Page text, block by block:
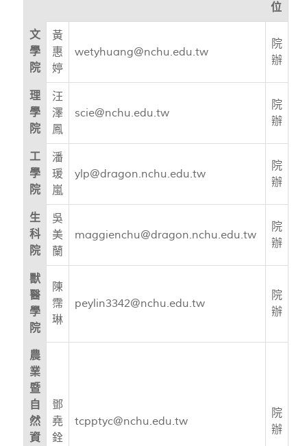
位
文
學
院
黃
惠
婷
wetyhuang@nchu.edu.tw
院
辦
理
學
院
汪
澤
鳳
scie@nchu.edu.tw
院
辦
工
學
院
潘
瑗
嵐
ylp@dragon.nchu.edu.tw
院
辦
生
科
院
吳
美
蘭
maggienchu@dragon.nchu.edu.tw
院
辦
獸
醫
學
院
陳
霈
琳
peylin3342@nchu.edu.tw
院
辦
農
業
暨
自
然
資
鄧
堯
銓
tcpptyc@nchu.edu.tw
院
辦